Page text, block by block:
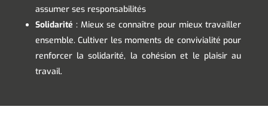
assumer ses responsabilités
Solidarité : Mieux se connaître pour mieux travailler
ensemble. Cultiver les moments de convivialité pour
renforcer la solidarité, la cohésion et le plaisir au
travail.